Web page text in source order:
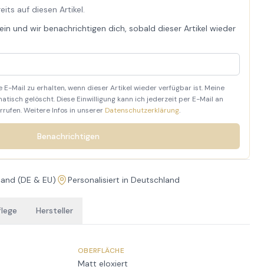
auf diesen Artikel.
und wir benachrichtigen dich, sobald dieser Artikel wieder
E-Mail zu erhalten, wenn dieser Artikel wieder verfügbar ist. Meine
gelöscht. Diese Einwilligung kann ich jederzeit per E-Mail an
Weitere Infos in unserer Datenschutzerklärung.
Benachrichtigen
(DE & EU)
Personalisiert in Deutschland
Hersteller
OBERFLÄCHE
Matt eloxiert